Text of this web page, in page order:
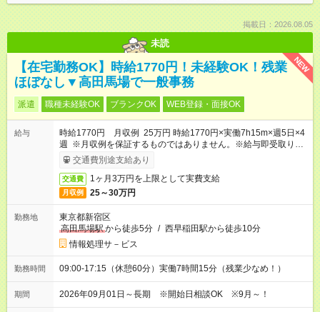
掲載日：2026.08.05
未読
NEW
【在宅勤務OK】時給1770円！未経験OK！残業
ほぼなし▼高田馬場で一般事務
派遣 職種未経験OK ブランクOK WEB登録・面接OK
給与
時給1770円 月収例 25万円 時給1770円×実働7h15m×週5日×4
週 ※月収例を保証するものではありません。※給与即受取りサ
ービス利用可（利用条件有）
交通費別途支給あり
交通費 1ヶ月3万円を上限として実費支給
月収例 25～30万円
勤務地
東京都新宿区
高田馬場駅から徒歩5分 / 西早稲田駅から徒歩10分
情報処理サ－ビス
勤務時間 09:00-17:15（休憩60分）実働7時間15分（残業少なめ！）
期間 2026年09月01日～長期 ※開始日相談OK ※9月～！